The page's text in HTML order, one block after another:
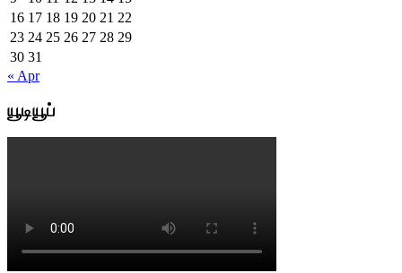
16 17 18 19 20 21 22
23 24 25 26 27 28 29
30 31
« Apr
யூடியூப்